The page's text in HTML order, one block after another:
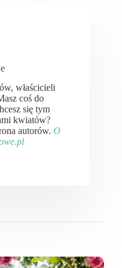
właścicieli
coś do
się tym
kwiatów?
autorów. O